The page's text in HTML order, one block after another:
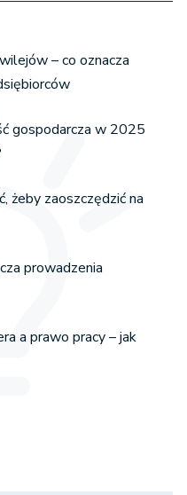
– co oznacza
gospodarcza w 2025
żeby zaoszczędzić na
prowadzenia
a prawo pracy – jak